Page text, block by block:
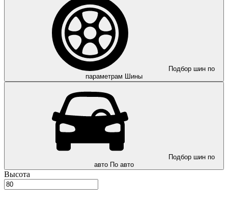
Подбор шин по
параметрам
Шины
Подбор шин по
авто По авто
Высота